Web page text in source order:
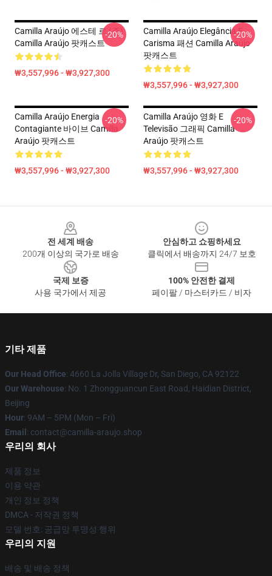
Camilla Araújo 에스테 르 (주)
Camilla Araújo 팟캐스트
₩3,557,996 - ₩3,927,300
-20%
Camilla Araújo Elegância E
Carisma 패션 Camilla Araújo
팟캐스트
₩3,557,996 - ₩3,927,300
-20%
Camilla Araújo Energia
Contagiante 바이브 Camilla
Araújo 팟캐스트
₩3,557,996 - ₩3,927,300
-20%
Camilla Araújo 영화 E
Televisão 그래픽 Camilla
Araújo 팟캐스트
₩3,557,996 - ₩3,927,300
-20%
전 세계 배송
200개 이상의 국가로 배송
안심하고 쇼핑하세요
클릭에서 배송까지 24/7 보호
국제 보증
사용 국가에서 제공
100% 안전한 결제
페이팔 / 마스터카드 / 비자
기타 제품
Our Head Office: 4660 La Jolla Village Dr, San Diego, CA 92122
Our Warehouse: No. 1 Zhongguancun East Road, Haidian District,
Beijing
Hour: 9AM – 5PM (Mon – Fri)
Email : contact@camilla-araujo.shop
우리의 회사
제품 정보
이용 약관
개인 정보 정책
DMCA - 저작권 정책
모델 번호: 공급망 투명성 행위
우리의 지원
배송 및 배송 정책